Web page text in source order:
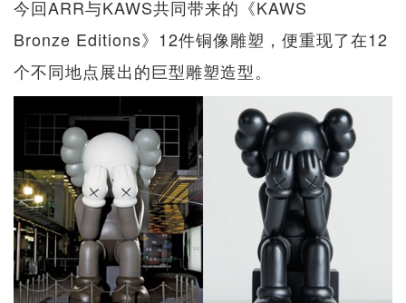
今回ARR与KAWS共同带来的《KAWS
Bronze Editions》12件铜像雕塑，便重现了在12
个不同地点展出的巨型雕塑造型。